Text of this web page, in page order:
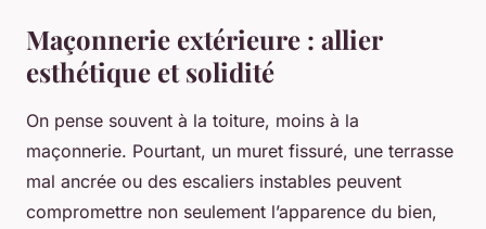
Maçonnerie extérieure : allier
esthétique et solidité
On pense souvent à la toiture, moins à la
maçonnerie. Pourtant, un muret fissuré, une terrasse
mal ancrée ou des escaliers instables peuvent
compromettre non seulement l’apparence du bien,